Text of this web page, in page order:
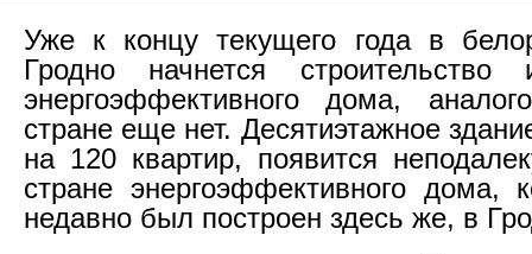
Уже к концу текущего года в
Гродно начнется строительство
энергоэффективного дома,
стране еще нет. Десятиэтажное
на 120 квартир, появится
стране энергоэффективного дома,
недавно был построен здесь же, в